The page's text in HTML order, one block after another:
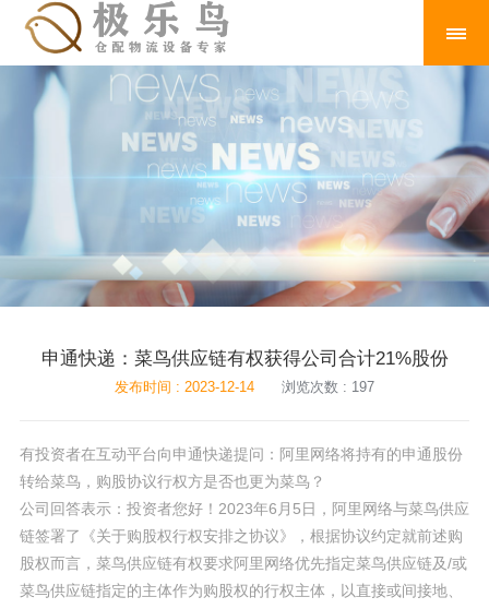
申通快递：菜鸟供应链有权获得公司合计21%股份
发布时间 : 2023-12-14 浏览次数 : 197
有投资者在互动平台向申通快递提问：阿里网络将持有的申通股份
转给菜鸟，购股协议行权方是否也更为菜鸟？
公司回答表示：投资者您好！2023年6月5日，阿里网络与菜鸟供应
链签署了《关于购股权行权安排之协议》，根据协议约定就前述购
股权而言，菜鸟供应链有权要求阿里网络优先指定菜鸟供应链及/或
菜鸟供应链指定的主体作为购股权的行权主体，以直接或间接地、